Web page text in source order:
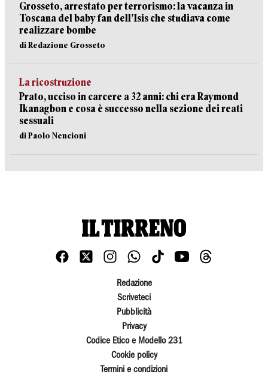
Grosseto, arrestato per terrorismo: la vacanza in
Toscana del baby fan dell’Isis che studiava come
realizzare bombe
di Redazione Grosseto
La ricostruzione
Prato, ucciso in carcere a 32 anni: chi era Raymond
Ikanagbon e cosa è successo nella sezione dei reati
sessuali
di Paolo Nencioni
Redazione
Scriveteci
Pubblicità
Privacy
Codice Etico e Modello 231
Cookie policy
Termini e condizioni